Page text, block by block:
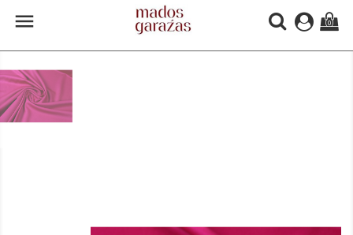
 (0)